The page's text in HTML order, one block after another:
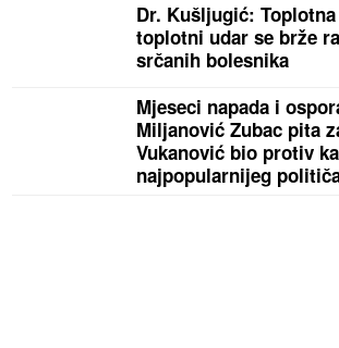
Dr. Kušljugić:
toplotni udar se brže
srčanih bolesnika
Mjeseci napada i
Miljanović Zubac pita
Vukanović bio protiv
najpopularnijeg